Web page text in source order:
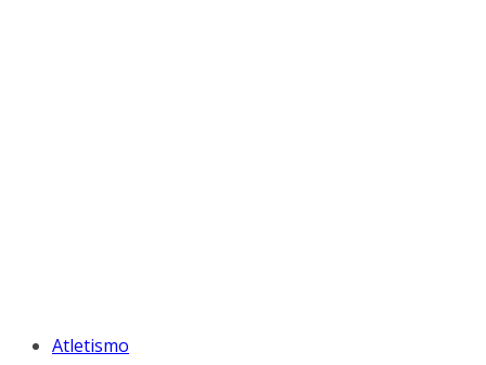
Atletismo